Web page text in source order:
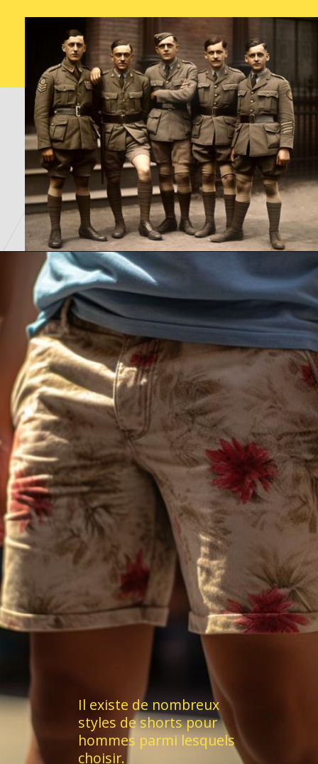
Il existe de nombreux
styles de shorts pour
hommes parmi lesquels
choisir.